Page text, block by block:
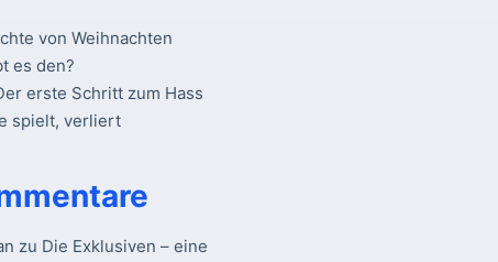
von Weihnachten
es den?
erste Schritt zum Hass
spielt, verliert
zu Die Exklusiven – eine